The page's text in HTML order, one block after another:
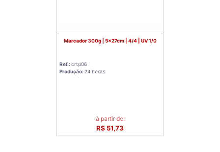
Marcador 300g | 5x27cm | 4/4 | UV 1/0
Ref.:crtp06
Produção: 24 horas
à partir de:
R$ 51,73